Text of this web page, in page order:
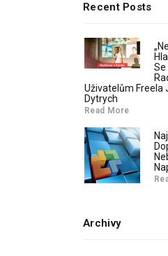
Recent Posts
Se
Uživatelům Freela
Dytrych
Read More
Archivy